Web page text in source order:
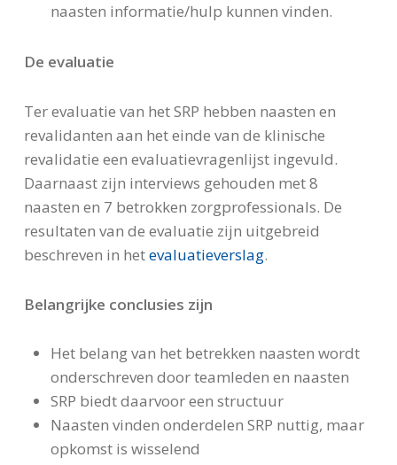
naasten informatie/hulp kunnen vinden.
De evaluatie
Ter evaluatie van het SRP hebben naasten en
revalidanten aan het einde van de klinische
revalidatie een evaluatievragenlijst ingevuld.
Daarnaast zijn interviews gehouden met 8
naasten en 7 betrokken zorgprofessionals. De
resultaten van de evaluatie zijn uitgebreid
beschreven in hetevaluatieverslag.
Belangrijke conclusies zijn
Het belang van het betrekken naasten wordt
onderschreven door teamleden en naasten
SRP biedt daarvoor een structuur
Naasten vinden onderdelen SRP nuttig, maar
opkomst is wisselend